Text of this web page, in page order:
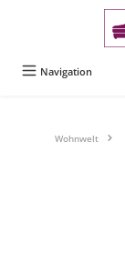
Navigation
Wohnwelt